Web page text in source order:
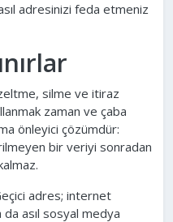
adresinizi feda etmeniz
silme ve itiraz
zaman ve çaba
önleyici çözümdür:
bir veriyi sonradan
adres; internet
da asıl sosyal medya